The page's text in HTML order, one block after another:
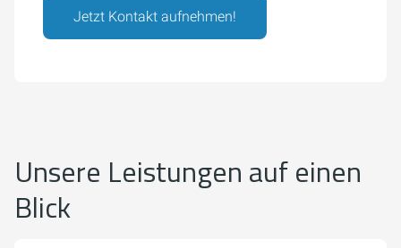
Jetzt Kontakt aufnehmen!
Unsere Leistungen auf einen
Blick